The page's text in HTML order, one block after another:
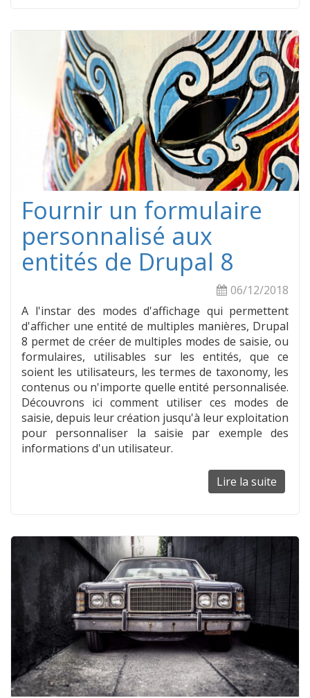
à
un
de
type
Liste
sur
8
Fournir un formulaire
personnalisé aux
entités de Drupal 8
06/12/2018
A l'instar des modes d'affichage qui permettent
d'afficher une entité de multiples manières, Drupal
8 permet de créer de multiples modes de saisie, ou
formulaires, utilisables sur les entités, que ce
soient les utilisateurs, les termes de taxonomy, les
contenus ou n'importe quelle entité personnalisée.
Découvrons ici comment utiliser ces modes de
saisie, depuis leur création jusqu'à leur exploitation
pour personnaliser la saisie par exemple des
informations d'un utilisateur.
Lire la suite
8